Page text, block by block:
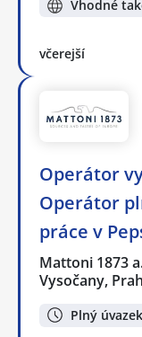
Vhodné
včerejší
Operátor
Operátor
práce v
Mattoni 1873
Vysočany,
Plný úvazek